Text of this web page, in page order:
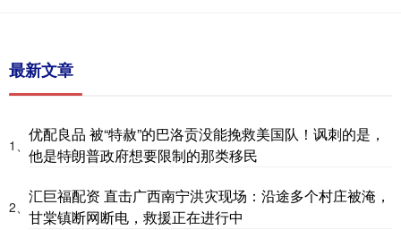
最新文章
1、
优配良品 被“特赦”的巴洛贡没能挽救美国队！讽刺的是，
他是特朗普政府想要限制的那类移民
2、
汇巨福配资 直击广西南宁洪灾现场：沿途多个村庄被淹，
甘棠镇断网断电，救援正在进行中